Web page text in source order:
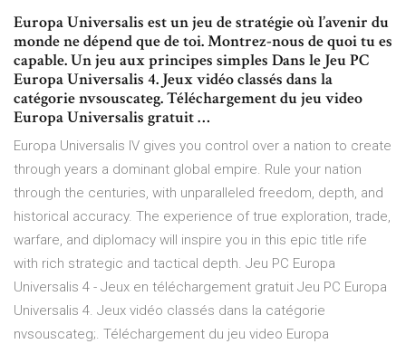
Europa Universalis est un jeu de stratégie où l’avenir du
monde ne dépend que de toi. Montrez-nous de quoi tu es
capable. Un jeu aux principes simples Dans le Jeu PC
Europa Universalis 4. Jeux vidéo classés dans la
catégorie nvsouscateg. Téléchargement du jeu video
Europa Universalis gratuit …
Europa Universalis IV gives you control over a nation to create
through years a dominant global empire. Rule your nation
through the centuries, with unparalleled freedom, depth, and
historical accuracy. The experience of true exploration, trade,
warfare, and diplomacy will inspire you in this epic title rife
with rich strategic and tactical depth. Jeu PC Europa
Universalis 4 - Jeux en téléchargement gratuit Jeu PC Europa
Universalis 4. Jeux vidéo classés dans la catégorie
nvsouscateg;. Téléchargement du jeu video Europa